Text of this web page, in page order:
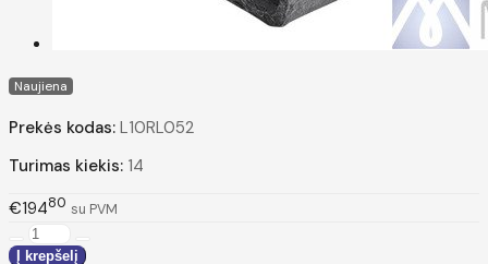
Naujiena
Prekės kodas: L10RL052
Turimas kiekis: 14
€19480 su PVM